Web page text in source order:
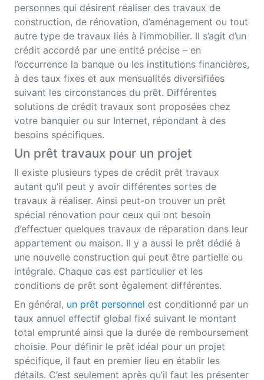
personnes qui désirent réaliser des travaux de
construction, de rénovation, d’aménagement ou tout
autre type de travaux liés à l’immobilier. Il s’agit d’un
crédit accordé par une entité précise – en
l’occurrence la banque ou les institutions financières,
à des taux fixes et aux mensualités diversifiées
suivant les circonstances du prêt. Différentes
solutions de crédit travaux sont proposées chez
votre banquier ou sur Internet, répondant à des
besoins spécifiques.
Un prêt travaux pour un projet
Il existe plusieurs types de crédit prêt travaux
autant qu’il peut y avoir différentes sortes de
travaux à réaliser. Ainsi peut-on trouver un prêt
spécial rénovation pour ceux qui ont besoin
d’effectuer quelques travaux de réparation dans leur
appartement ou maison. Il y a aussi le prêt dédié à
une nouvelle construction qui peut être partielle ou
intégrale. Chaque cas est particulier et les
conditions de prêt sont également différentes.
En général, un prêt personnel est conditionné par un
taux annuel effectif global fixé suivant le montant
total emprunté ainsi que la durée de remboursement
choisie. Pour définir le prêt idéal pour un projet
spécifique, il faut en premier lieu en établir les
détails. C’est seulement après qu’il faut les présenter